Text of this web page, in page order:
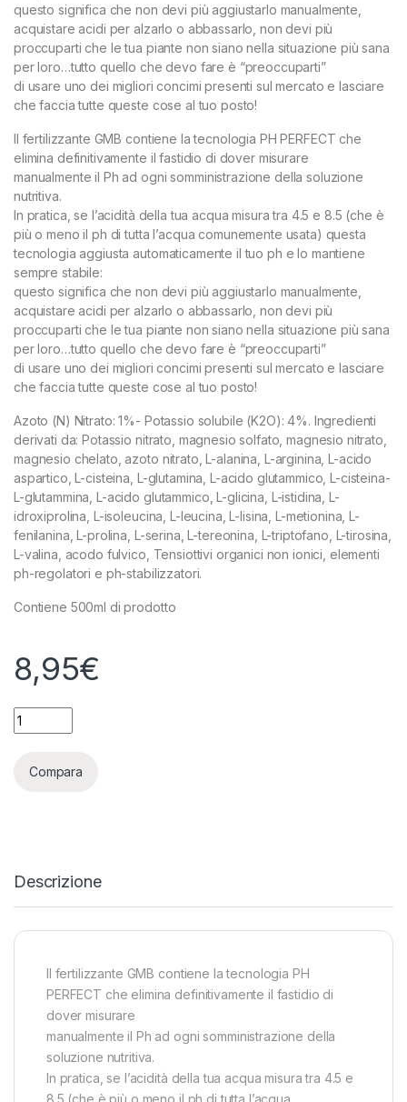
questo significa che non devi più aggiustarlo manualmente,
acquistare acidi per alzarlo o abbassarlo, non devi più
proccuparti che le tua piante non siano nella situazione più sana
per loro…tutto quello che devo fare è “preoccuparti”
di usare uno dei migliori concimi presenti sul mercato e lasciare
che faccia tutte queste cose al tuo posto!
ll fertilizzante GMB contiene la tecnologia PH PERFECT che
elimina definitivamente il fastidio di dover misurare
manualmente il Ph ad ogni somministrazione della soluzione
nutritiva.
In pratica, se l’acidità della tua acqua misura tra 4.5 e 8.5 (che è
più o meno il ph di tutta l’acqua comunemente usata) questa
tecnologia aggiusta automaticamente il tuo ph e lo mantiene
sempre stabile:
questo significa che non devi più aggiustarlo manualmente,
acquistare acidi per alzarlo o abbassarlo, non devi più
proccuparti che le tua piante non siano nella situazione più sana
per loro…tutto quello che devo fare è “preoccuparti”
di usare uno dei migliori concimi presenti sul mercato e lasciare
che faccia tutte queste cose al tuo posto!
Azoto (N) Nitrato: 1%- Potassio solubile (K2O): 4%. Ingredienti
derivati da: Potassio nitrato, magnesio solfato, magnesio nitrato,
magnesio chelato, azoto nitrato, L-alanina, L-arginina, L-acido
aspartico, L-cisteina, L-glutamina, L-acido glutammico, L-cisteina-
L-glutammina, L-acido glutammico, L-glicina, L-istidina, L-
idroxiprolina, L-isoleucina, L-leucina, L-lisina, L-metionina, L-
fenilanina, L-prolina, L-serina, L-tereonina, L-triptofano, L-tirosina,
L-valina, acodo fulvico, Tensiottivi organici non ionici, elementi
ph-regolatori e ph-stabilizzatori.
Contiene 500ml di prodotto
8,95€
ADVANCED NUTRIENTS - PH PERFECT GROW - 500ML
Compara
Descrizione
ll fertilizzante GMB contiene la tecnologia PH
PERFECT che elimina definitivamente il fastidio di
dover misurare
manualmente il Ph ad ogni somministrazione della
soluzione nutritiva.
In pratica, se l’acidità della tua acqua misura tra 4.5 e
8.5 (che è più o meno il ph di tutta l’acqua